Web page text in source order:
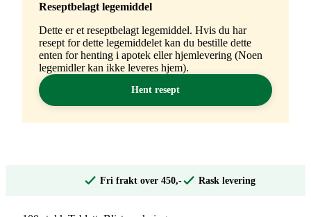
Reseptbelagt legemiddel
Dette er et reseptbelagt legemiddel. Hvis du har
resept for dette legemiddelet kan du bestille dette
enten for henting i apotek eller hjemlevering (Noen
legemidler kan ikke leveres hjem).
Hent resept
Fri frakt over 450,- Rask levering